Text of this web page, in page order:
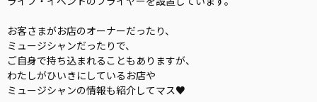
お客さまがお店のオーナーだったり、
ミュージシャンだったりで、
ご自身で持ち込まれることもありますが、
わたしがひいきにしているお店や
ミュージシャンの情報も紹介してマス♥